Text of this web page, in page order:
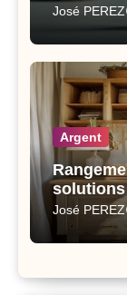
José PEREZ
Argent
José PEREZ